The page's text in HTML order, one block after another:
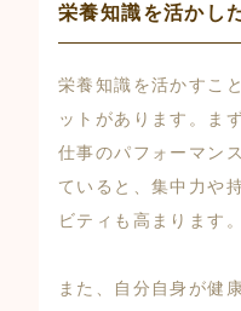
栄養知識を活かし
栄養知識を活かすこ
ットがあります。ま
仕事のパフォーマン
ていると、集中力や
ビティも高まります。
また、自分自身が健